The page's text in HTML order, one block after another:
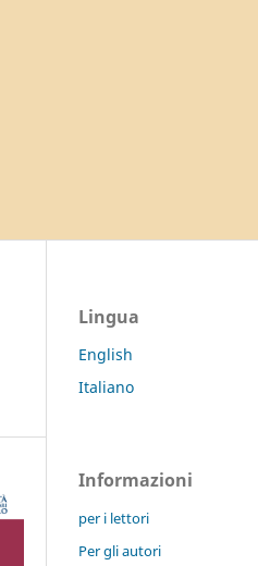
Lingua
English
Italiano
Informazioni
per i lettori
Per gli autori